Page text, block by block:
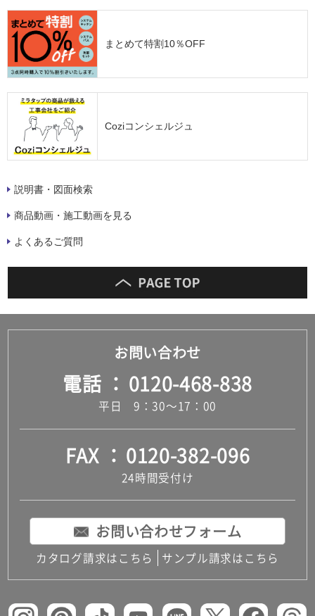
まとめて特割10％OFF
Coziコンシェルジュ
説明書・図面検索
商品動画・施工動画を見る
よくあるご質問
お問い合わせ
電話 0120-468-838
平日 9：30～17：00
FAX 0120-382-096
24時間受付け
お問い合わせフォーム
カタログ請求はこちら サンプル請求はこちら